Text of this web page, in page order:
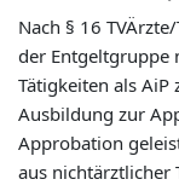
Nach § 16
der Entgeltgruppe
Tätigkeiten als AiP
Ausbildung zur
Approbation
aus nichtärztlicher